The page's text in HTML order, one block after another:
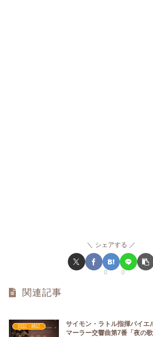
シェアする
0 0
関連記事
日記・雑記
サイモン・ラトル指揮バイエ
マーラー交響曲第7番「夜の